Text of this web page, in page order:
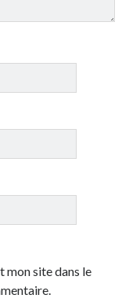
mon site dans le